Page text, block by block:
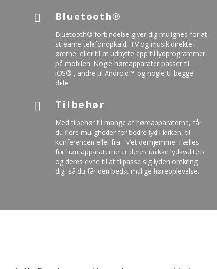
Bluetooth®
Bluetooth® forbindelse giver dig mulighed for at
streame telefonopkald, TV og musik direkte i
ørerne, eller til at udnytte app til lydprogrammer
på mobilen. Nogle høreapparater passer til
iOS® , andre til Android™ og nogle til begge
dele.
Tilbehør
Med tilbehør til mange af høreapparaterne, får
du flere muligheder for bedre lyd i kirken, til
konferencen eller fra Tv’et derhjemme. Fælles
for høreapparaterne er deres unikke lydkvalitets
og deres evne til at tilpasse sig lyden omkring
dig, så du får den bedst mulige høreoplevelse.